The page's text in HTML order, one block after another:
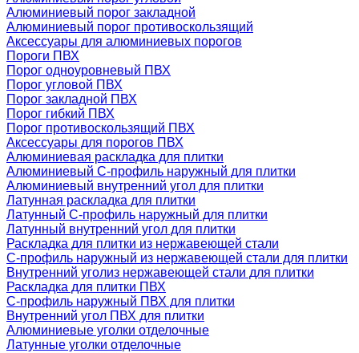
Алюминиевый порог закладной
Алюминиевый порог противоскользящий
Аксессуары для алюминиевых порогов
Пороги ПВХ
Порог одноуровневый ПВХ
Порог угловой ПВХ
Порог закладной ПВХ
Порог гибкий ПВХ
Порог противоскользящий ПВХ
Аксессуары для порогов ПВХ
Алюминиевая раскладка для плитки
Алюминиевый С-профиль наружный для плитки
Алюминиевый внутренний угол для плитки
Латунная раскладка для плитки
Латунный С-профиль наружный для плитки
Латунный внутренний угол для плитки
Раскладка для плитки из нержавеющей стали
С-профиль наружный из нержавеющей стали для плитки
Внутренний уголиз нержавеющей стали для плитки
Раскладка для плитки ПВХ
С-профиль наружный ПВХ для плитки
Внутренний угол ПВХ для плитки
Алюминиевые уголки отделочные
Латунные уголки отделочные